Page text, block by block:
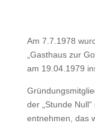
Am 7.7.1978
„Gasthaus zur
am 19.04.1979
der „Stunde
entnehmen, das